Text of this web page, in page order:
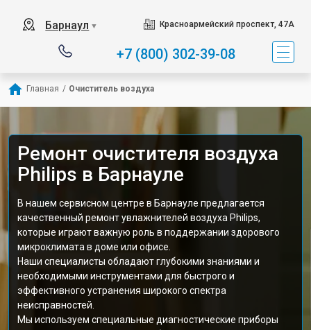
Барнаул ▼ Красноармейский проспект, 47А
+7 (800) 302-39-08
Главная / Очиститель воздуха
Ремонт очистителя воздуха
Philips в Барнауле
В нашем сервисном центре в Барнауле предлагается
качественный ремонт увлажнителей воздуха Philips,
которые играют важную роль в поддержании здорового
микроклимата в доме или офисе.
Наши специалисты обладают глубокими знаниями и
необходимыми инструментами для быстрого и
эффективного устранения широкого спектра
неисправностей.
Мы используем специальные диагностические приборы